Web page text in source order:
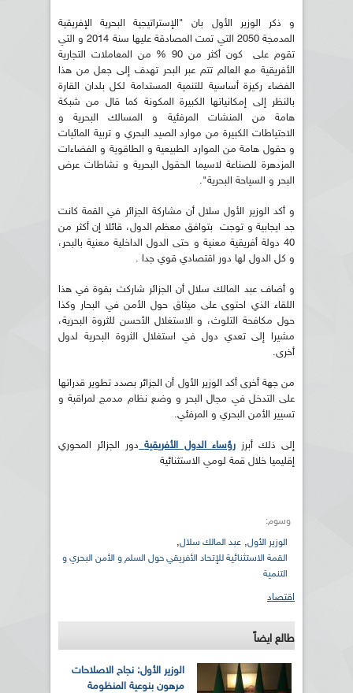
و ذكر الوزير الأول بان "الإستراتيجية البحرية الإفريقية
المدمجة 2050 التي تمت المصادقة عليها سنة 2014 و التي
تقوم على كون أكثر من 90 % من المعاملات التجارية
الأفريقية مع العالم تتم عبر البحر تهدف إلى جعل من هذا
الفضاء ركيزة أساسية للتنمية المستدامة لكل بلدان القارة
بالنظر إلى إمكانياتها الكبيرة المكونة كما قال من شبكة
هامة من المنشات المرفئية و المسالك البحرية و
الاحتياطات الكبيرة من موارد الصيد البحري و تربية المائيات
و حقول هامة من الموارد الطبيعية و الطاقوية و الفضاءات
المزدهرة للصناعة لاسيما الحقول البحرية و نشاطات عرض
البحر و السياحة البحرية".
و أكد الوزير الأول سلال أن مشاركة الجزائر في القمة كانت
جد ايجابية و توجت بتوافق معظم الدول، قائلا إن أكثر من
40 دولة أفريقية معنية و حتى الدول الداخلية معنية بالبحر،
و كل الدول لها دور اقتصادي قوي جدا .
و أضاف عبد المالك سلال أن الجزائر شاركت بقوة في هذا
اللقاء الذي احتوى على ميثاق حول الأمن في البحار وكذا
حول مكافحة التلوث، و الاستغلال الأحسن للثروة البحرية،
مشيرا إلى تعدي دول في استغلال الثروة البحرية لدول
أخرى.
من جهة أخرى أكد الوزير الأول أن الجزائر بصدد تطوير قدراتها
على التدخل في مجال البحر و وضع نظام مدمج لمراقبة و
تسيير الأمن البحري و المرفئي.
إلى ذلك أبرزرؤساء الدول الأفريقية دور الجزائر المحوري
إقليميا خلال قمة لومي الاستثنائية
وسوم:
الوزير الأول, عبد المالك سلال,
القمة الاستثنائية للإتحاد الأفريقي حول السلم و الأمن البحري و
التنمية
اقتصاد
طالع ايضاً
الوزير الأول: نجاح الاصلاحات
مرهون بنوعية المنظومة